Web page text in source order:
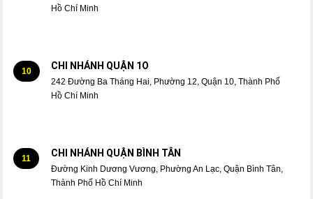
Hồ Chí Minh
10 CHI NHÁNH QUẬN 1O
242 Đường Ba Tháng Hai, Phường 12, Quận 10, Thành Phố
Hồ Chí Minh
11 CHI NHÁNH QUẬN BÌNH TÂN
Đường Kinh Dương Vương, Phường An Lạc, Quận Bình Tân,
Thành Phố Hồ Chí Minh